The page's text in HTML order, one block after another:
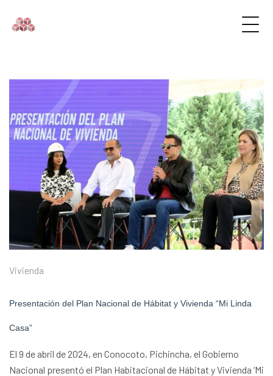
Vivienda
Presentación del Plan Nacional de Hábitat y Vivienda “Mi Linda
Casa”
El 9 de abril de 2024, en Conocoto, Pichincha, el Gobierno
Nacional presentó el Plan Habitacional de Hábitat y Vivienda ‘Mi